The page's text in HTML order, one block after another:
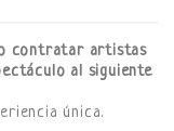
contratar artistas
al siguiente
única.